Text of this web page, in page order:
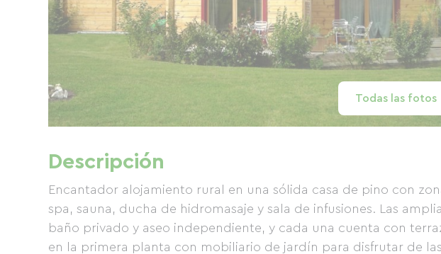
Todas las fotos
Descripción
Encantador alojamiento rural en una sólida casa de pino con
spa, sauna, ducha de hidromasaje y sala de infusiones. Las
baño privado y aseo independiente, y cada una cuenta con
en la primera planta con mobiliario de jardín para disfrutar de